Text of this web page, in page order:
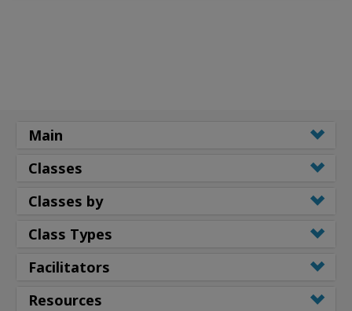
Main
Classes
Classes by
Class Types
Facilitators
Resources